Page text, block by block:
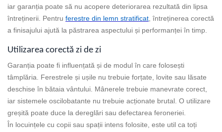
iar garanția poate să nu acopere deteriorarea rezultată din lipsa
întreținerii. Pentru ferestre din lemn stratificat, întreținerea corectă
a finisajului ajută la păstrarea aspectului și performanței în timp.
Utilizarea corectă zi de zi
Garanția poate fi influențată și de modul în care folosești
tâmplăria. Ferestrele și ușile nu trebuie forțate, lovite sau lăsate
deschise în bătaia vântului. Mânerele trebuie manevrate corect,
iar sistemele oscilobatante nu trebuie acționate brutal. O utilizare
greșită poate duce la dereglări sau defectarea feroneriei.
În locuințele cu copii sau spații intens folosite, este util ca toți